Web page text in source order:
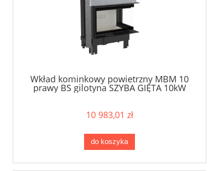
Wkład kominkowy powietrzny MBM 10
prawy BS gilotyna SZYBA GIĘTA 10kW
10 983,01 zł
do koszyka